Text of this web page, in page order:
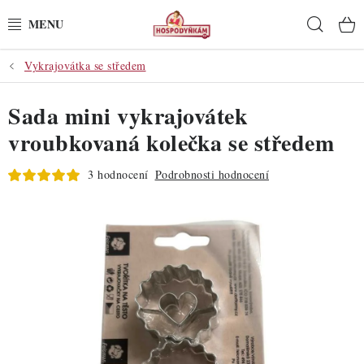
na
POTŘEBY
POMŮCKY
SUROVINY
Vykrajovátka se středem
Sada mini vykrajovátek
vroubkovaná kolečka se středem
3 hodnocení Podrobnosti hodnocení